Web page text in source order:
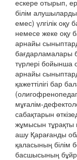
ескере отырып,
білім
емес) үлгілік оқу
немесе жеке оқу
арнайы
бағдарламалары
түрлері бойынша
арнайы
қажеттілігі бар
мұғалім-
сабақтарын
жұмысын тұрақты
ашу Қарағанды
қаласының білім
басшысының